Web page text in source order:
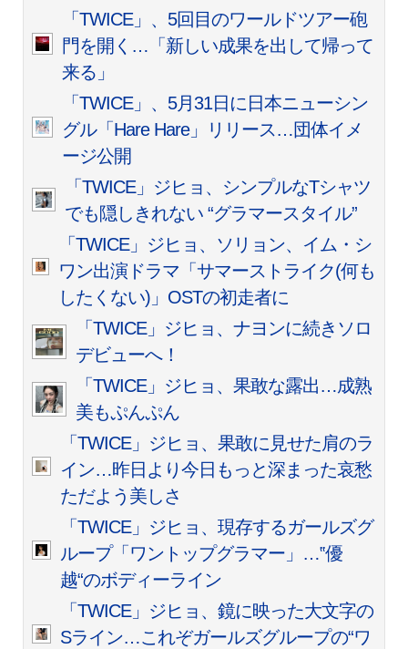
「TWICE」、5回目のワールドツアー砲
門を開く…「新しい成果を出して帰って
来る」
「TWICE」、5月31日に日本ニューシン
グル「Hare Hare」リリース…団体イメ
ージ公開
「TWICE」ジヒョ、シンプルなTシャツ
でも隠しきれない “グラマースタイル”
「TWICE」ジヒョ、ソリョン、イム・シ
ワン出演ドラマ「サマーストライク(何も
したくない)」OSTの初走者に
「TWICE」ジヒョ、ナヨンに続きソロ
デビューへ！
「TWICE」ジヒョ、果敢な露出…成熟
美もぷんぷん
「TWICE」ジヒョ、果敢に見せた肩のラ
イン…昨日より今日もっと深まった哀愁
ただよう美しさ
「TWICE」ジヒョ、現存するガールズグ
ループ「ワントップグラマー」…‟優
越“のボディーライン
「TWICE」ジヒョ、鏡に映った大文字の
Sライン…これぞガールズグループの“ワ